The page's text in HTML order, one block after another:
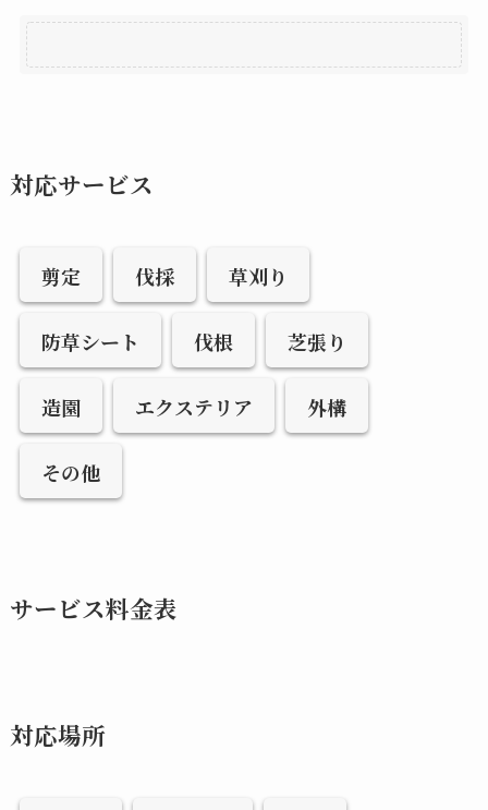
対応サービス
剪定 伐採 草刈り
防草シート 伐根 芝張り
造園 エクステリア 外構
その他
サービス料金表
対応場所